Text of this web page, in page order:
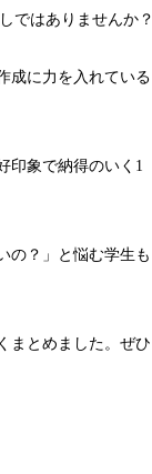
ではありませんか？
成に力を入れている
印象で納得のいく1
の？」と悩む学生も
まとめました。ぜひ